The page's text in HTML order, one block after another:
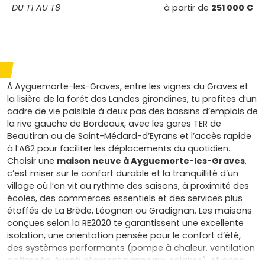
DU T1 AU T8 à partir de 251 000 €
À Ayguemorte-les-Graves, entre les vignes du Graves et
la lisière de la forêt des Landes girondines, tu profites d’un
cadre de vie paisible à deux pas des bassins d’emplois de
la rive gauche de Bordeaux, avec les gares TER de
Beautiran ou de Saint-Médard-d’Eyrans et l’accès rapide
à l’A62 pour faciliter les déplacements du quotidien.
Choisir une maison neuve à Ayguemorte-les-Graves,
c’est miser sur le confort durable et la tranquillité d’un
village où l’on vit au rythme des saisons, à proximité des
écoles, des commerces essentiels et des services plus
étoffés de La Brède, Léognan ou Gradignan. Les maisons
conçues selon la RE2020 te garantissent une excellente
isolation, une orientation pensée pour le confort d’été,
des systèmes performants (pompe à chaleur, ventilation
optimisée, éventuellement panneaux solaires), et donc